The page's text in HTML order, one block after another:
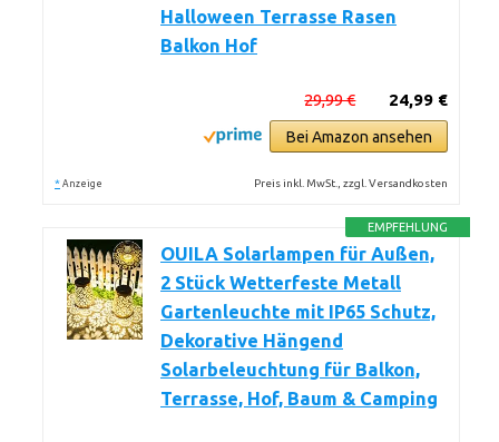
Halloween Terrasse Rasen
Balkon Hof
24,99 €
29,99 €
Bei Amazon ansehen
* Anzeige Preis inkl. MwSt., zzgl. Versandkosten
EMPFEHLUNG
OUILA Solarlampen für Außen,
2 Stück Wetterfeste Metall
Gartenleuchte mit IP65 Schutz,
Dekorative Hängend
Solarbeleuchtung für Balkon,
Terrasse, Hof, Baum & Camping